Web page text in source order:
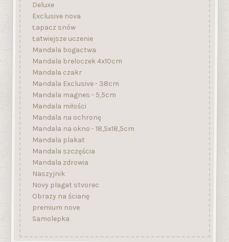
Deluxe
Exclusive nova
Łapacz snów
Łatwiejsze uczenie
Mandala bogactwa
Mandala breloczek 4x10cm
Mandala czakr
Mandala Exclusive - 38cm
Mandala magnes - 5,5cm
Mandala miłości
Mandala na ochronę
Mandala na okno - 18,5x18,5cm
Mandala plakat
Mandala szczęścia
Mandala zdrowia
Naszyjnik
Novy plagat stvorec
Obrazy na ścianę
premium nove
Samolepka